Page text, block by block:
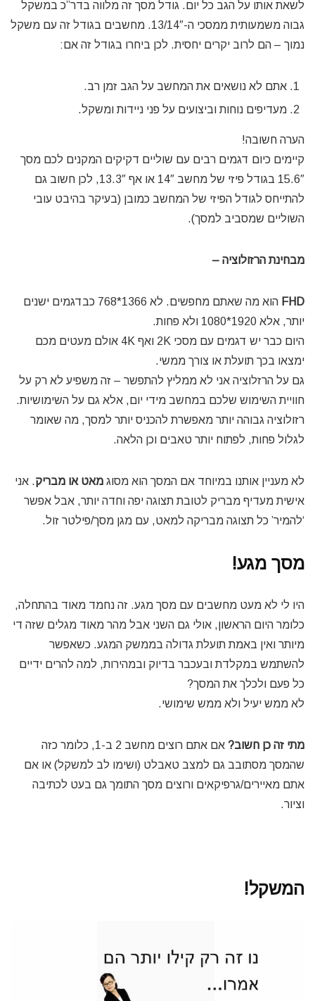
לשאת אותו על הגב כל יום. גודל מסך זה מלווה בדר”כ במשקל
גבוה משמעותית ממסכי ה-13/14″. מחשבים בגודל זה עם משקל
נמוך – הם לרוב יקרים יחסית. לכן ביחרו בגודל זה אם:
אתם לא נושאים את המחשב על הגב זמן רב.
מעדיפים נוחות וביצועים על פני ניידות ומשקל.
הערה חשובה!
קיימים כיום דגמים רבים עם שוליים דקיקים המקנים לכם מסך
15.6″ בגודל פיזי של מחשב 14″ או אף 13.3″, לכן חשוב גם
להתייחס לגודל הפיזי של המחשב כמובן (בעיקר בהיבט עובי
השוליים שמסביב למסך).
מבחינת הרזולוציה –
FHD
הוא מה שאתם מחפשים. לא 1366*768 כבדגמים ישנים
יותר, אלא 1920*1080 ולא פחות.
היום כבר יש דגמים עם מסכי 2K ואף 4K אולם מעטים מכם
ימצאו בכך תועלת או צורך ממשי.
גם על הרזלוציה אני לא ממליץ להתפשר – זה משפיע לא רק על
חוויית השימוש שלכם במחשב מידי יום, אלא גם על השימושיות.
רזולוציה גבוהה יותר מאפשרת להכניס יותר למסך, מה שאומר
לגלול פחות, לפתוח יותר טאבים וכן הלאה.
לא מעניין אותנו במיוחד אם המסך הוא מסוג מאט או מבריק. אני
אישית מעדיף מבריק לטובת תצוגה יפה וחדה יותר, אבל אפשר
‘להמיר’ כל תצוגה מבריקה למאט, עם מגן מסך/פילטר זול.
מסך מגע!
היו לי לא מעט מחשבים עם מסך מגע. זה נחמד מאוד בהתחלה,
כלומר היום הראשון, אולי גם השני אבל מהר מאוד מגלים שזה די
מיותר ואין באמת תועלת גדולה בממשק המגע. כשאפשר
להשתמש במקלדת ובעכבר בדיוק ובמהירות, למה להרים ידיים
כל פעם ולכלך את המסך?
לא ממש יעיל ולא ממש שימושי.
מתי זה כן חשוב?
אם אתם רוצים מחשב 2 ב-1, כלומר כזה
שהמסך מסתובב גם למצב טאבלט (ושימו לב למשקל) או אם
אתם מאיירים/גרפיקאים ורוצים מסך התומך גם בעט לכתיבה
וציור.
המשקל!